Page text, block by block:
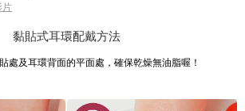
片
黏貼式耳環配戴方法
處及耳環背面的平面處，確保乾燥無油脂喔！